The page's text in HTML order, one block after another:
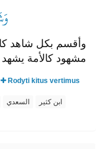
وأقسم بكل شاهد
مشهود كالأمة يشهد
Rodyti kitus vertimus
السعدي
ابن كثير